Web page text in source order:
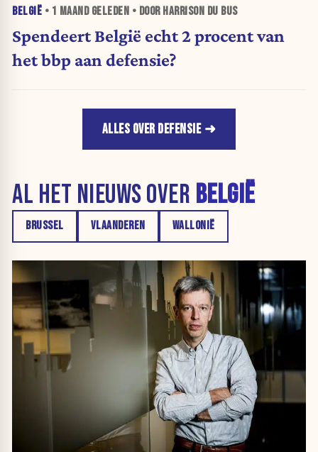
BELGIË • 1 MAANDGELEDEN • DOOR HARRISON DU BUS
Spendeert België echt 2 procent van
het bbp aan defensie?
ALLES OVER DEFENSIE
AL HET NIEUWS OVER BELGIË
BRUSSEL VLAANDEREN WALLONIË